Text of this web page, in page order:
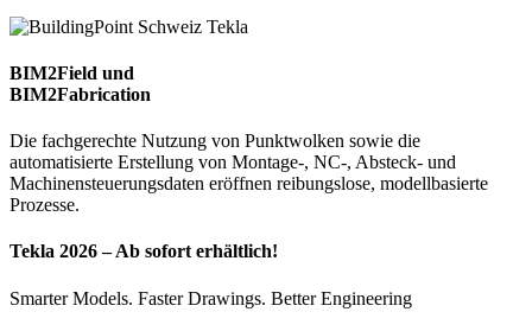
BIM2Field und
BIM2Fabrication
Die fachgerechte Nutzung von Punktwolken sowie die
automatisierte Erstellung von Montage-, NC-, Absteck- und
Machinensteuerungsdaten eröffnen reibungslose, modellbasierte
Prozesse.
Tekla 2026 – Ab sofort erhältlich!​
Smarter Models. Faster Drawings. BetterEngineering